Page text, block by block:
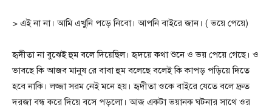
> এই না না। আমি এখুনি পড়ে নিবো। আপনি বাইরে জান। ( ভয়ে পেয়ে)
হৃদীতা না বুঝেই হুম বলে দিয়েছিল। হৃদয়ে কথা শুনে ও ভয় পেয়ে গেছে। ও
ভাবছে কি আজব মানুষ রে বাবা হুম বলেছে বলেই কি কাপড় পড়িয়ে দিতে
হবে নাকি। লজ্জা সরম নেই মনে হয়। হৃদীতা ওকে বাইরে যেতে বলে দ্রুত
দরজা বন্ধ করে দিয়ে বসে পড়লো। আজ একটা ভয়ানক ঘটনার সাথে ওর